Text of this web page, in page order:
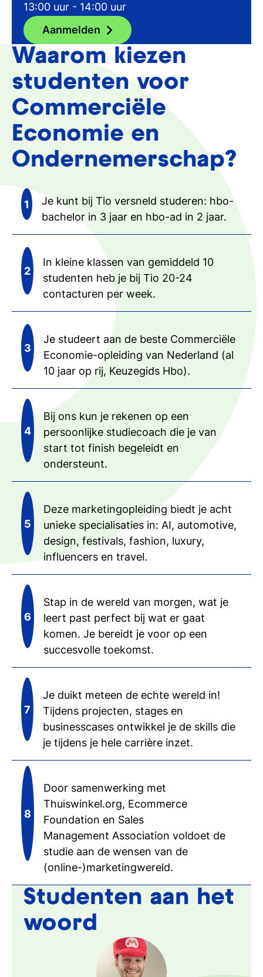
13:00 uur - 14:00 uur
Aanmelden
Waarom kiezen
studenten voor
Commerciële
Economie en
Ondernemerschap?
Je kunt bij Tio versneld studeren: hbo-
bachelor in 3 jaar en hbo-ad in 2 jaar.
In kleine klassen van gemiddeld 10
studenten heb je bij Tio 20-24
contacturen per week.
Je studeert aan de beste Commerciële
Economie-opleiding van Nederland (al
10 jaar op rij, Keuzegids Hbo).
Bij ons kun je rekenen op een
persoonlijke studiecoach die je van
start tot finish begeleidt en
ondersteunt.
Deze marketingopleiding biedt je acht
unieke specialisaties in: AI, automotive,
design, festivals, fashion, luxury,
influencers en travel.
Stap in de wereld van morgen, wat je
leert past perfect bij wat er gaat
komen. Je bereidt je voor op een
succesvolle toekomst.
Je duikt meteen de echte wereld in!
Tijdens projecten, stages en
businesscases ontwikkel je de skills die
je tijdens je hele carrière inzet.
Door samenwerking met
Thuiswinkel.org, Ecommerce
Foundation en Sales
Management Association voldoet de
studie aan de wensen van de
(online-)marketingwereld.
Studenten aan het
woord